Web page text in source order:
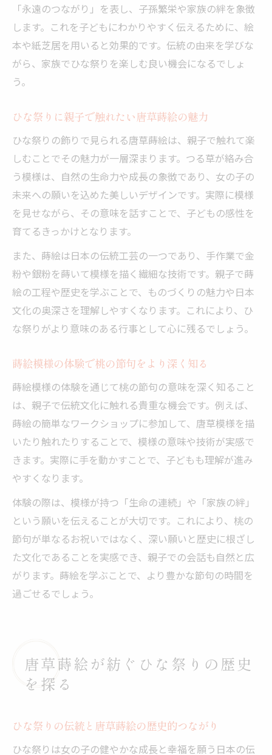
「永遠のつながり」を表し、子孫繁栄や家族の絆を象徴
します。これを子どもにわかりやすく伝えるために、絵
本や紙芝居を用いると効果的です。伝統の由来を学びな
がら、家族でひな祭りを楽しむ良い機会になるでしょ
う。
ひな祭りに親子で触れたい唐草蒔絵の魅力
ひな祭りの飾りで見られる唐草蒔絵は、親子で触れて楽
しむことでその魅力が一層深まります。つる草が絡み合
う模様は、自然の生命力や成長の象徴であり、女の子の
未来への願いを込めた美しいデザインです。実際に模様
を見せながら、その意味を話すことで、子どもの感性を
育てるきっかけとなります。
また、蒔絵は日本の伝統工芸の一つであり、手作業で金
粉や銀粉を蒔いて模様を描く繊細な技術です。親子で蒔
絵の工程や歴史を学ぶことで、ものづくりの魅力や日本
文化の奥深さを理解しやすくなります。これにより、ひ
な祭りがより意味のある行事として心に残るでしょう。
蒔絵模様の体験で桃の節句をより深く知る
蒔絵模様の体験を通じて桃の節句の意味を深く知ること
は、親子で伝統文化に触れる貴重な機会です。例えば、
蒔絵の簡単なワークショップに参加して、唐草模様を描
いたり触れたりすることで、模様の意味や技術が実感で
きます。実際に手を動かすことで、子どもも理解が進み
やすくなります。
体験の際は、模様が持つ「生命の連続」や「家族の絆」
という願いを伝えることが大切です。これにより、桃の
節句が単なるお祝いではなく、深い願いと歴史に根ざし
た文化であることを実感でき、親子での会話も自然と広
がります。蒔絵を学ぶことで、より豊かな節句の時間を
過ごせるでしょう。
唐草蒔絵が紡ぐひな祭りの歴史
を探る
ひな祭りの伝統と唐草蒔絵の歴史的つながり
ひな祭りは女の子の健やかな成長と幸福を願う日本の伝